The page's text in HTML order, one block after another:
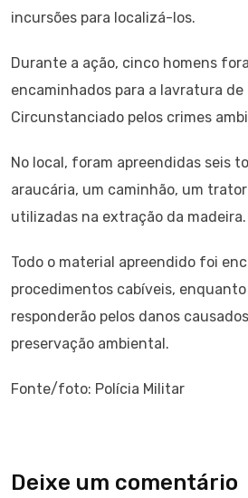
incursões para localizá-los.
Durante a ação, cinco homens
encaminhados para a lavratura de
Circunstanciado pelos crimes
No local, foram apreendidas seis
araucária, um caminhão, um
utilizadas na extração da madeira.
Todo o material apreendido foi
procedimentos cabíveis,
responderão pelos danos
preservação ambiental.
Fonte/foto: Polícia Militar
Deixe um comentário